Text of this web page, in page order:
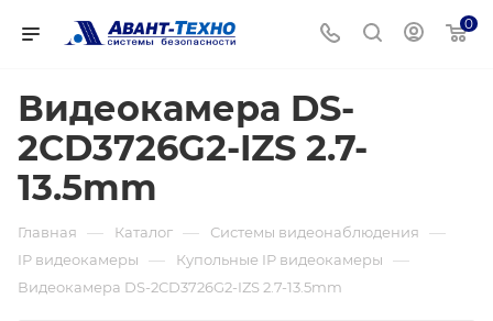
0
Видеокамера DS-
2CD3726G2-IZS 2.7-
13.5mm
Главная — Каталог — Системы видеонаблюдения —
IP видеокамеры — Купольные IP видеокамеры —
Видеокамера DS-2CD3726G2-IZS 2.7-13.5mm